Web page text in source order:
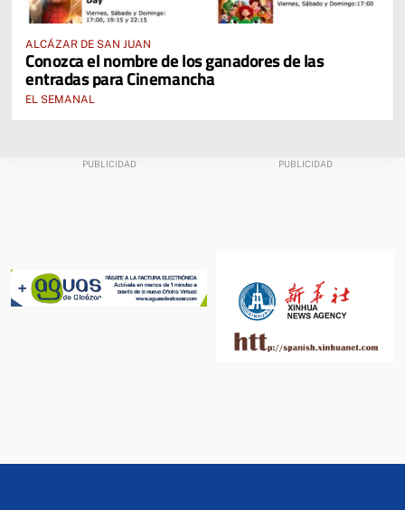
ALCÁZAR DE SAN JUAN
Conozca el nombre de los ganadores de las
entradas para Cinemancha
EL SEMANAL